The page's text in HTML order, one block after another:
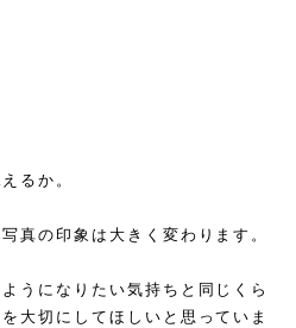
るか。
真の印象は大きく変わります。
うになりたい気持ちと同じくら
大切にしてほしいと思っていま